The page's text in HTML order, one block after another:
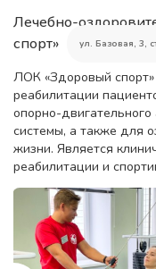
Лечебно-
спорт»
ул. Базовая, 3,
ЛОК «Здоровый
реабилитации
опорно-
системы, а также для
жизни. Является
реабилитации и